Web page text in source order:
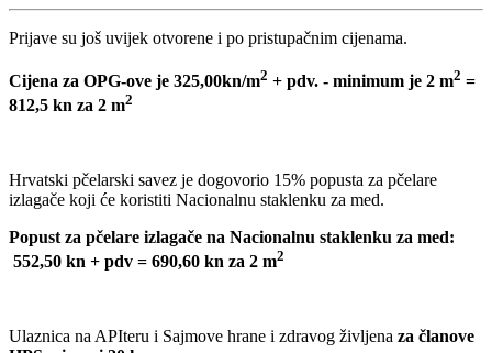
Prijave su još uvijek otvorene i po pristupačnim cijenama.
Cijena za OPG-ove je 325,00kn/m2 + pdv. - minimum je 2 m2 =
812,5 kn za 2 m2
Hrvatski pčelarski savez je dogovorio 15% popusta za pčelare
izlagače koji će koristiti Nacionalnu staklenku za med.
Popust za pčelare izlagače na Nacionalnu staklenku za med:
552,50 kn + pdv = 690,60 kn za 2 m2
Ulaznica na APIteru i Sajmove hrane i zdravog življena za članove